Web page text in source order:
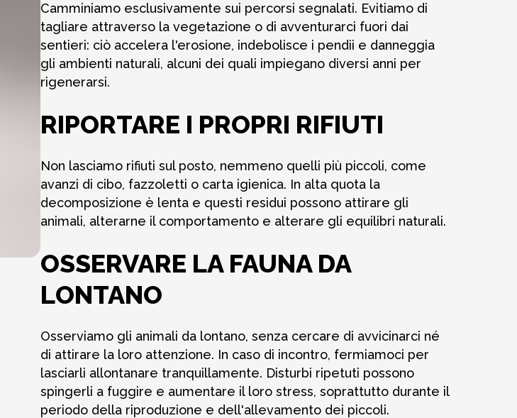
Camminiamo esclusivamente sui percorsi segnalati. Evitiamo di
tagliare attraverso la vegetazione o di avventurarci fuori dai
sentieri: ciò accelera l'erosione, indebolisce i pendii e danneggia
gli ambienti naturali, alcuni dei quali impiegano diversi anni per
rigenerarsi.
RIPORTARE I PROPRI RIFIUTI
Non lasciamo rifiuti sul posto, nemmeno quelli più piccoli, come
avanzi di cibo, fazzoletti o carta igienica. In alta quota la
decomposizione è lenta e questi residui possono attirare gli
animali, alterarne il comportamento e alterare gli equilibri naturali.
OSSERVARE LA FAUNA DA
LONTANO
Osserviamo gli animali da lontano, senza cercare di avvicinarci né
di attirare la loro attenzione. In caso di incontro, fermiamoci per
lasciarli allontanare tranquillamente. Disturbi ripetuti possono
spingerli a fuggire e aumentare il loro stress, soprattutto durante il
periodo della riproduzione e dell'allevamento dei piccoli.